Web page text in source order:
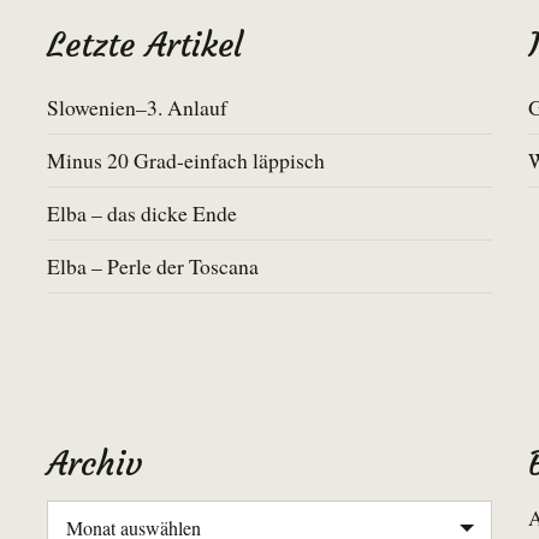
Letzte Artikel
Slowenien–3. Anlauf
Minus 20 Grad-einfach läppisch
Elba – das dicke Ende
Elba – Perle der Toscana
Archiv
Archiv